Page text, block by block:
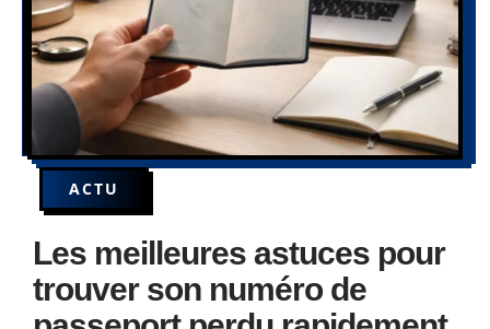
ACTU
Les meilleures astuces pour
trouver son numéro de